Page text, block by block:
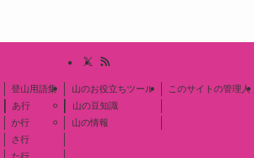
登山用語集
あ行
か行
さ行
山のお役立ちツール
山の豆知識
山の情報
このサイトの管理人